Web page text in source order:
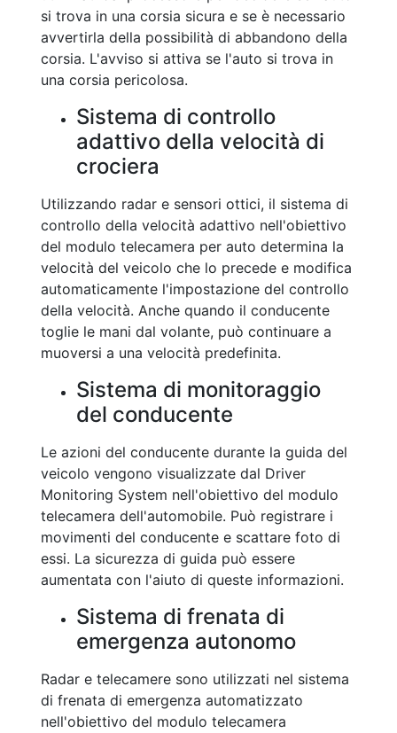
si trova in una corsia sicura e se è necessario
avvertirla della possibilità di abbandono della
corsia. L'avviso si attiva se l'auto si trova in
una corsia pericolosa.
Sistema di controllo
adattivo della velocità di
crociera
Utilizzando radar e sensori ottici, il sistema di
controllo della velocità adattivo nell'obiettivo
del modulo telecamera per auto determina la
velocità del veicolo che lo precede e modifica
automaticamente l'impostazione del controllo
della velocità. Anche quando il conducente
toglie le mani dal volante, può continuare a
muoversi a una velocità predefinita.
Sistema di monitoraggio
del conducente
Le azioni del conducente durante la guida del
veicolo vengono visualizzate dal Driver
Monitoring System nell'obiettivo del modulo
telecamera dell'automobile. Può registrare i
movimenti del conducente e scattare foto di
essi. La sicurezza di guida può essere
aumentata con l'aiuto di queste informazioni.
Sistema di frenata di
emergenza autonomo
Radar e telecamere sono utilizzati nel sistema
di frenata di emergenza automatizzato
nell'obiettivo del modulo telecamera